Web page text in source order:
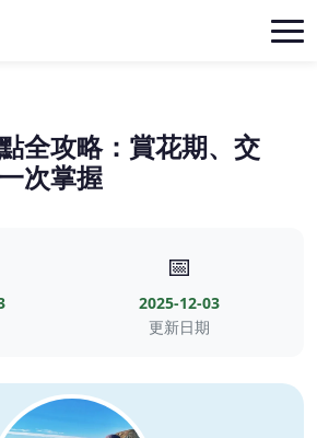
全攻略：賞花期、交
次掌握
📅
2025-12-03
更新日期